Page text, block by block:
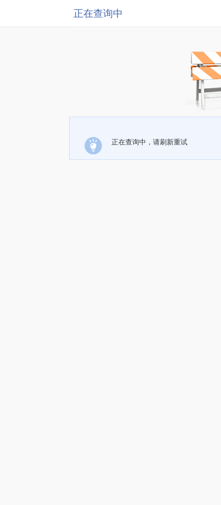
正在查询中
正在查询中，请刷新重试